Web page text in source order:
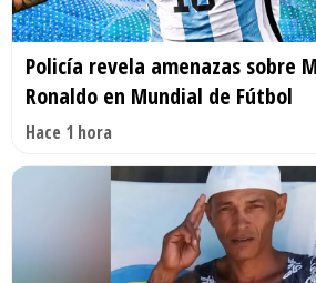
Policía revela amenazas sobre
Ronaldo en Mundial de Fútbol
Hace 1 hora